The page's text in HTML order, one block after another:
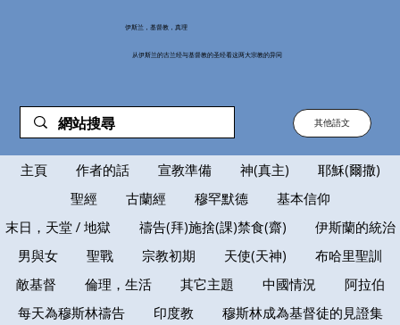
伊斯兰，基督教，真理
从伊斯兰的古兰经与基督教的圣经看这两大宗教的异同
其他語文
主頁 作者的話 宣教準備 神(真主)
耶穌(爾撒)
聖經
古蘭經 穆罕默德
基本信仰
末日，天堂 / 地獄
禱告(拜)施捨(課)禁食(齋)
伊斯蘭的統治
男與女
聖戰 宗教初期 天使(天神)
布哈里聖訓
敵基督
倫理，生活 其它主題 中國情況
阿拉伯
每天為穆斯林禱告
印度教
穆斯林成為基督徒的見證集